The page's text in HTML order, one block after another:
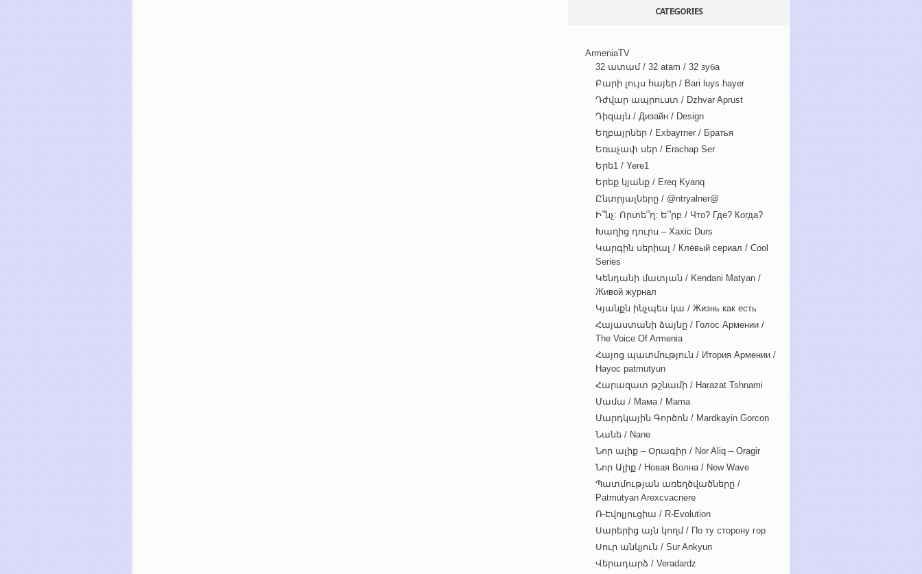
CATEGORIES
ArmeniaTV
32 ատամ / 32 atam / 32 зуба
Բարի լույս հայեր / Bari luys hayer
Դժվար ապրուստ / Dzhvar Aprust
Դիզայն / Дизайн / Design
Եղբայրներ / Exbayrner / Братья
Եռաչափ սեր / Erachap Ser
Երե1 / Yere1
Երեք կյանք / Ereq Kyanq
Ընտրյալները / @ntryalner@
Ի՞նչ: Որտե՞ղ: Ե՞րբ / Что? Где? Когда?
Խաղից դուրս – Xaxic Durs
Կարգին սերիալ / Клёвый сериал / Cool
Series
Կենդանի մատյան / Kendani Matyan /
Живой журнал
Կյանքն ինչպես կա / Жизнь как есть
Հայաստանի ձայնը / Голос Армении /
The Voice Of Armenia
Հայոց պատմություն / Итория Армении /
Hayoc patmutyun
Հարազատ թշնամի / Harazat Tshnami
Մամա / Мама / Mama
Մարդկային Գործոն / Mardkayin Gorcon
Նանե / Nane
Նոր ալիք – Օրագիր / Nor Aliq – Oragir
Նոր Ալիք / Новая Волна / New Wave
Պատմության առեղծվածները /
Patmutyan Arexcvacnere
Ռ-Էվոլյուցիա / R-Evolution
Սարերից այն կողմ / По ту сторону гор
Սուր անկյուն / Sur Ankyun
Վերադարձ / Veradardz